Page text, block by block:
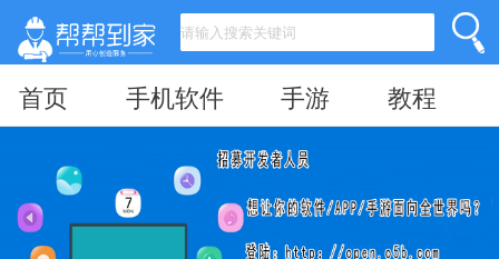
首页 手机软件 手游 教程